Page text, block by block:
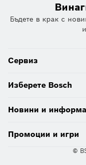
Бъдете в крак с
Сервиз
Изберете Bosch
Новини и
Промоции и игри
©